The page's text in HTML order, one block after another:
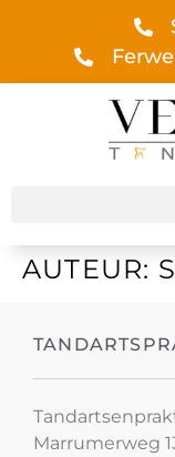
AUTEUR:
Marrumerweg